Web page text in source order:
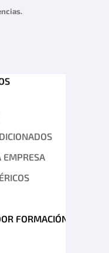
EMPRESA
FORMACIÓN